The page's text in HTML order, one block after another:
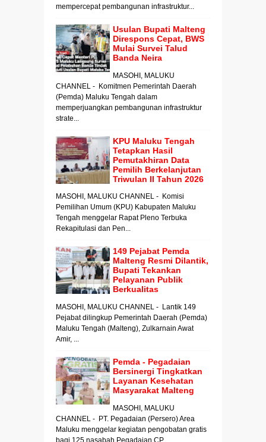
mempercepat pembangunan infrastruktur...
Usulan Bupati Malteng
Direspons Cepat, BWS
Mulai Survei Talud
Banda Neira
MASOHI, MALUKU
CHANNEL - Komitmen Pemerintah Daerah
(Pemda) Maluku Tengah dalam
memperjuangkan pembangunan infrastruktur
strate...
KPU Maluku Tengah
Tetapkan Hasil
Pemutakhiran Data
Pemilih Berkelanjutan
Triwulan II Tahun 2026
MASOHI, MALUKU CHANNEL - Komisi
Pemilihan Umum (KPU) Kabupaten Maluku
Tengah menggelar Rapat Pleno Terbuka
Rekapitulasi dan Pen...
149 Pejabat Pemda
Malteng Resmi Dilantik,
Bupati Tekankan
Pelayanan Publik
Berkualitas
MASOHI, MALUKU CHANNEL - Lantik 149
Pejabat dilingkup Pemerintah Daerah (Pemda)
Maluku Tengah (Malteng), Zulkarnain Awat
Amir, ...
Pemda - Pegadaian
Bersinergi Tingkatkan
Layanan Kesehatan
Masyarakat Malteng
MASOHI, MALUKU
CHANNEL - PT. Pegadaian (Persero) Area
Maluku menggelar kegiatan pengobatan gratis
bagi 125 nasabah Pegadaian CP...